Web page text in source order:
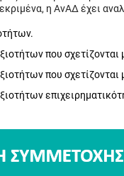
η ΑνΑΔ έχει
που σχετίζονται
που σχετίζονται